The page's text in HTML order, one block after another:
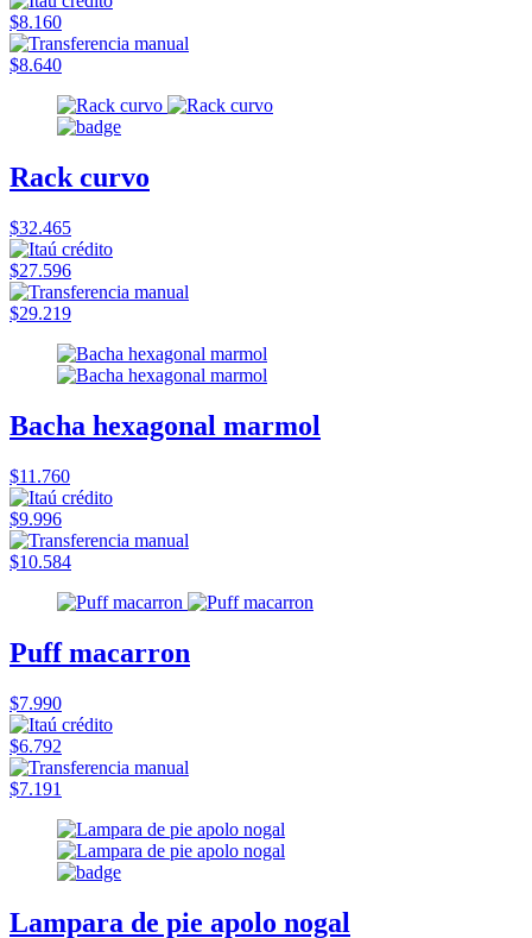
$8.160
$8.640
Rack curvo
$32.465
$27.596
$29.219
Bacha hexagonal marmol
$11.760
$9.996
$10.584
Puff macarron
$7.990
$6.792
$7.191
Lampara de pie apolo nogal